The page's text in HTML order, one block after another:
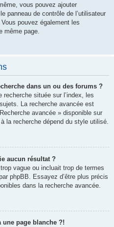
vous pouvez ajouter
panneau de contrôle de l’utilisateur
pouvez également les
même page.
dans un ou des forums ?
située sur l’index, les
La recherche avancée est
avancée » disponible sur
la recherche dépend du style utilisé.
aucun résultat ?
vague ou incluait trop de termes
phpBB. Essayez d’être plus précis
dans la recherche avancée.
une page blanche ?!